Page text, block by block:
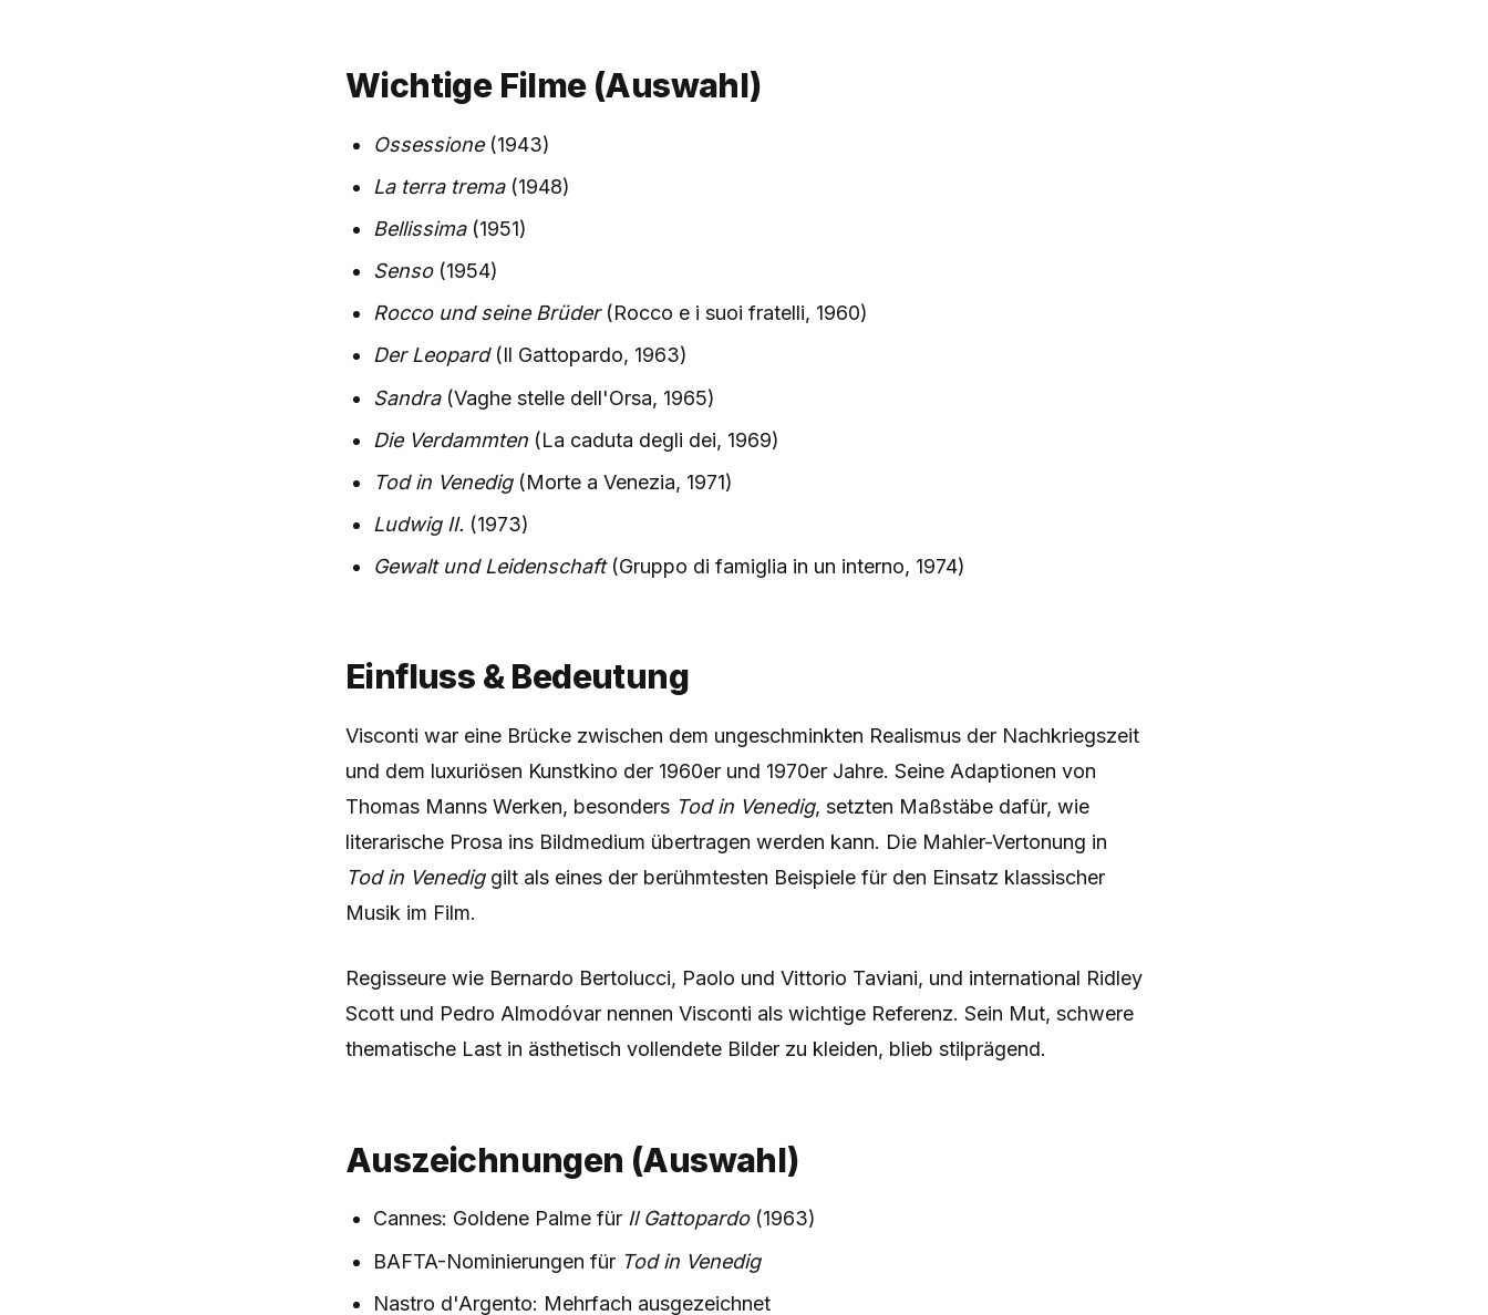
Wichtige Filme (Auswahl)
Ossessione(1943)
La terra trema(1948)
Bellissima(1951)
Senso(1954)
Rocco und seine Brüder(Rocco e i suoi fratelli, 1960)
Der Leopard(Il Gattopardo, 1963)
Sandra(Vaghe stelle dell'Orsa, 1965)
Die Verdammten (La caduta degli dei, 1969)
Tod in Venedig(Morte a Venezia, 1971)
Ludwig II. (1973)
Gewalt und Leidenschaft(Gruppo di famiglia in un interno, 1974)
Einfluss & Bedeutung
Visconti war eine Brücke zwischen dem ungeschminkten Realismus der Nachkriegszeit
und dem luxuriösen Kunstkino der 1960er und 1970er Jahre. Seine Adaptionen von
Thomas Manns Werken, besonders Tod in Venedig, setzten Maßstäbe dafür, wie
literarische Prosa ins Bildmedium übertragen werden kann. Die Mahler-Vertonung in
Tod in Venediggilt als eines der berühmtesten Beispiele für den Einsatz klassischer
Musik im Film.
Regisseure wie Bernardo Bertolucci, Paolo und Vittorio Taviani, und international Ridley
Scott und Pedro Almodóvar nennen Visconti als wichtige Referenz. Sein Mut, schwere
thematische Last in ästhetisch vollendete Bilder zu kleiden, blieb stilprägend.
Auszeichnungen (Auswahl)
Cannes: Goldene Palme für Il Gattopardo(1963)
BAFTA-Nominierungen für Tod in Venedig
Nastro d'Argento: Mehrfach ausgezeichnet